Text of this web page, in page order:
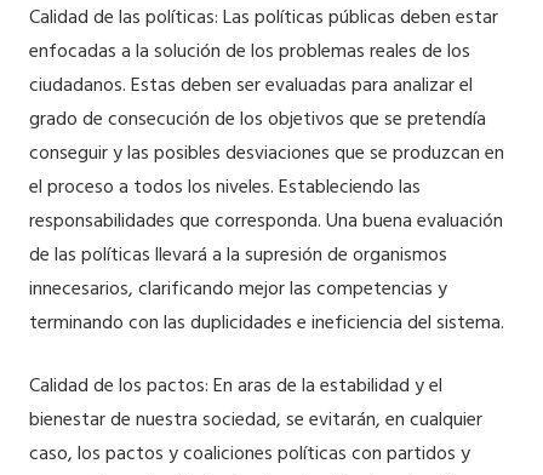
Calidad de las políticas: Las políticas públicas deben estar
enfocadas a la solución de los problemas reales de los
ciudadanos. Estas deben ser evaluadas para analizar el
grado de consecución de los objetivos que se pretendía
conseguir y las posibles desviaciones que se produzcan en
el proceso a todos los niveles. Estableciendo las
responsabilidades que corresponda. Una buena evaluación
de las políticas llevará a la supresión de organismos
innecesarios, clarificando mejor las competencias y
terminando con las duplicidades e ineficiencia del sistema.
Calidad de los pactos: En aras de la estabilidad y el
bienestar de nuestra sociedad, se evitarán, en cualquier
caso, los pactos y coaliciones políticas con partidos y